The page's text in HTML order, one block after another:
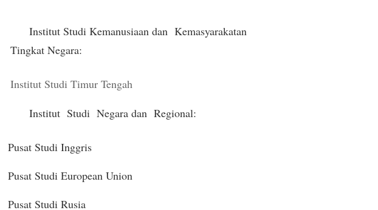
Institut Studi Kemanusiaan dan Kemasyarakatan
Tingkat Negara:
Institut Studi Timur Tengah
Institut Studi Negara dan Regional:
Pusat Studi Inggris
Pusat Studi European Union
Pusat Studi Rusia